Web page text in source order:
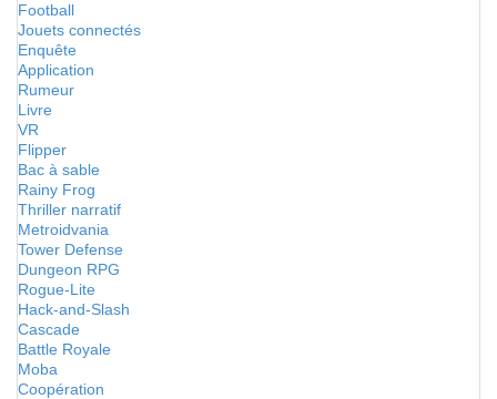
Football
Jouets connectés
Enquête
Application
Rumeur
Livre
VR
Flipper
Bac à sable
Rainy Frog
Thriller narratif
Metroidvania
Tower Defense
Dungeon RPG
Rogue-Lite
Hack-and-Slash
Cascade
Battle Royale
Moba
Coopération